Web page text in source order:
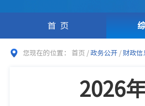
首页
您现在的位置： 首页 /政务公开 / 财政信
2026